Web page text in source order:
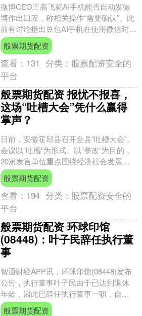
微博CEO王高飞就AI手机能否自动发微
博作出回应，称相关操作“需要确认”。此
前有讨论指出豆包AI手机在使用微信时被
限制模拟操作，王高飞澄清微信并未封
杀该设备，仅....
般票期货配资
查看： 131 分类： 股票配资安全的
平台
般票期货配资 报忧不报喜，
这场“吐槽大会”凭什么赢得
掌声？
日前，安徽霍邱县召开全县“吐槽大会”。
会议以“吐槽”为形式、以“整改”为目的，
20家发言单位重点围绕经济社会发展中
的堵点、痛点、难点，进行了限时“吐
槽”发言。 ....
般票期货配资
查看： 194 分类： 股票配资安全的
平台
般票期货配资 环球印馆
(08448)：叶子民辞任执行董
事
智通财经APP讯，环球印馆(08448)发布
公告，执行董事叶子民由于已达到退休
年龄，因此已辞任执行董事一职，自
2025年8月31日起生效。叶子民亦已辞任
般票期货配资